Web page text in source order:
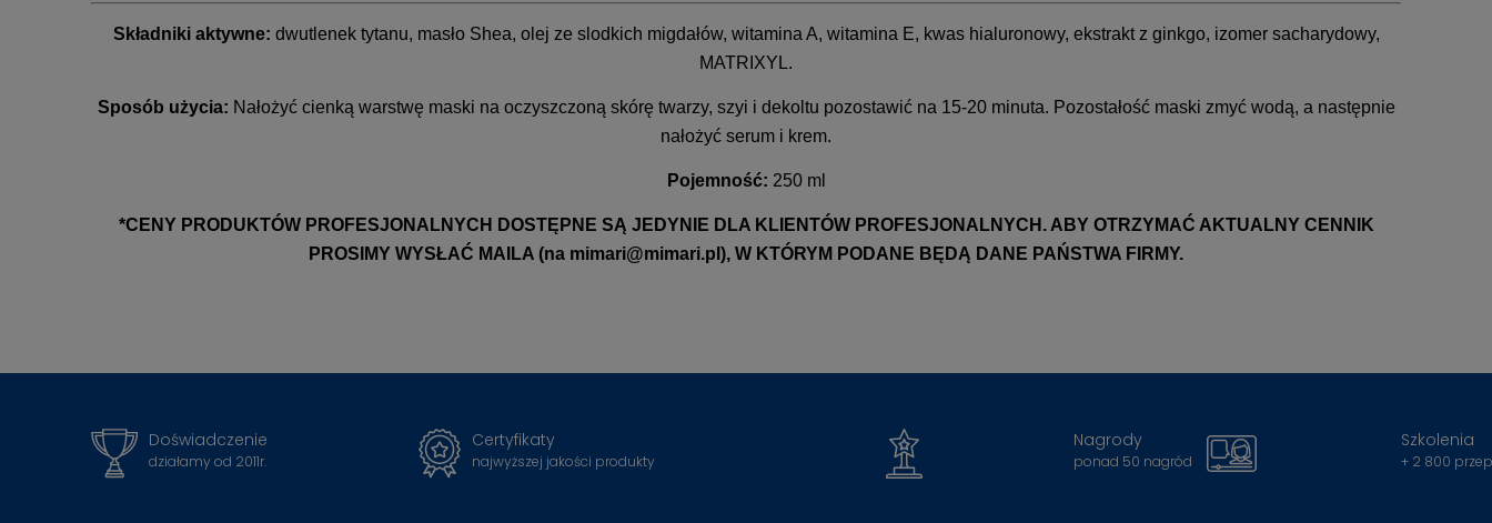
Składniki aktywne: dwutlenek tytanu, masło Shea, olej ze slodkich migdałów, witamina A, witamina E, kwas hialuronowy, ekstrakt z ginkgo, izomer sacharydowy,
MATRIXYL.
Sposób użycia: Nałożyć cienką warstwę maski na oczyszczoną skórę twarzy, szyi i dekoltu pozostawić na 15-20 minuta. Pozostałość maski zmyć wodą, a następnie
nałożyć serum i krem.
Pojemność: 250 ml
*CENY PRODUKTÓW PROFESJONALNYCH DOSTĘPNE SĄ JEDYNIE DLA KLIENTÓW PROFESJONALNYCH. ABY OTRZYMAĆ AKTUALNY CENNIK
PROSIMY WYSŁAĆ MAILA (na mimari@mimari.pl ), W KTÓRYM PODANE BĘDĄ DANE PAŃSTWA FIRMY.
Doświadczenie
działamy od 2011r.
Certyfikaty
najwyższej jakości produkty
Nagrody
ponad 50 nagród
Szkolenia
+ 2 800